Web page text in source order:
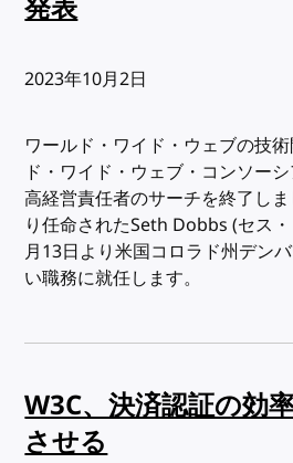
出版日:
2023年10月2日
ワールド・ワイド・ウェブの技
ド・ワイド・ウェブ・コンソー
高経営責任者のサーチを終了し
り任命されたSeth Dobbs (セス
月13日より米国コロラド州デン
い職務に就任します。
W3C、決済認証の効
させる